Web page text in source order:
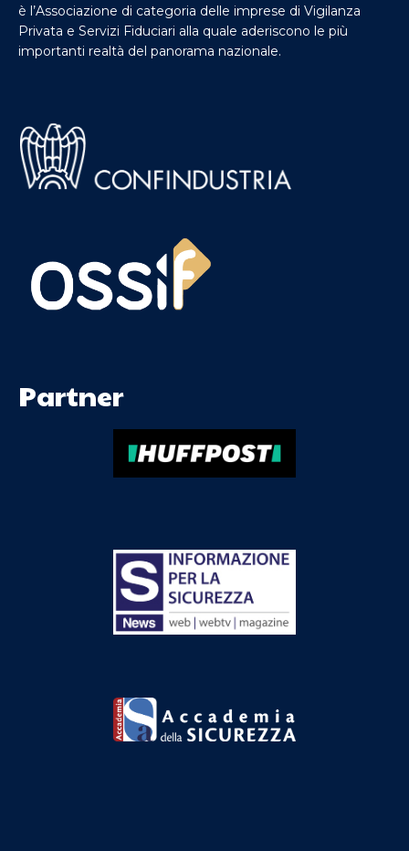
è l’Associazione di categoria delle imprese di Vigilanza
Privata e Servizi Fiduciari alla quale aderiscono le più
importanti realtà del panorama nazionale.
Partner